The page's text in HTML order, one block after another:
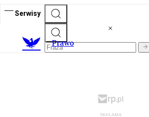
Serwisy
Prawo